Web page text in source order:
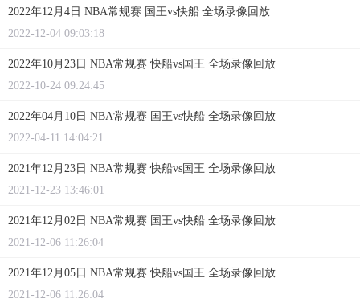
2022年12月4日 NBA常规赛 国王vs快船 全场录像回放
2022-12-04 09:03:18
2022年10月23日 NBA常规赛 快船vs国王 全场录像回放
2022-10-24 09:24:45
2022年04月10日 NBA常规赛 国王vs快船 全场录像回放
2022-04-11 14:04:21
2021年12月23日 NBA常规赛 快船vs国王 全场录像回放
2021-12-23 13:46:01
2021年12月02日 NBA常规赛 国王vs快船 全场录像回放
2021-12-06 11:26:04
2021年12月05日 NBA常规赛 快船vs国王 全场录像回放
2021-12-06 11:26:04